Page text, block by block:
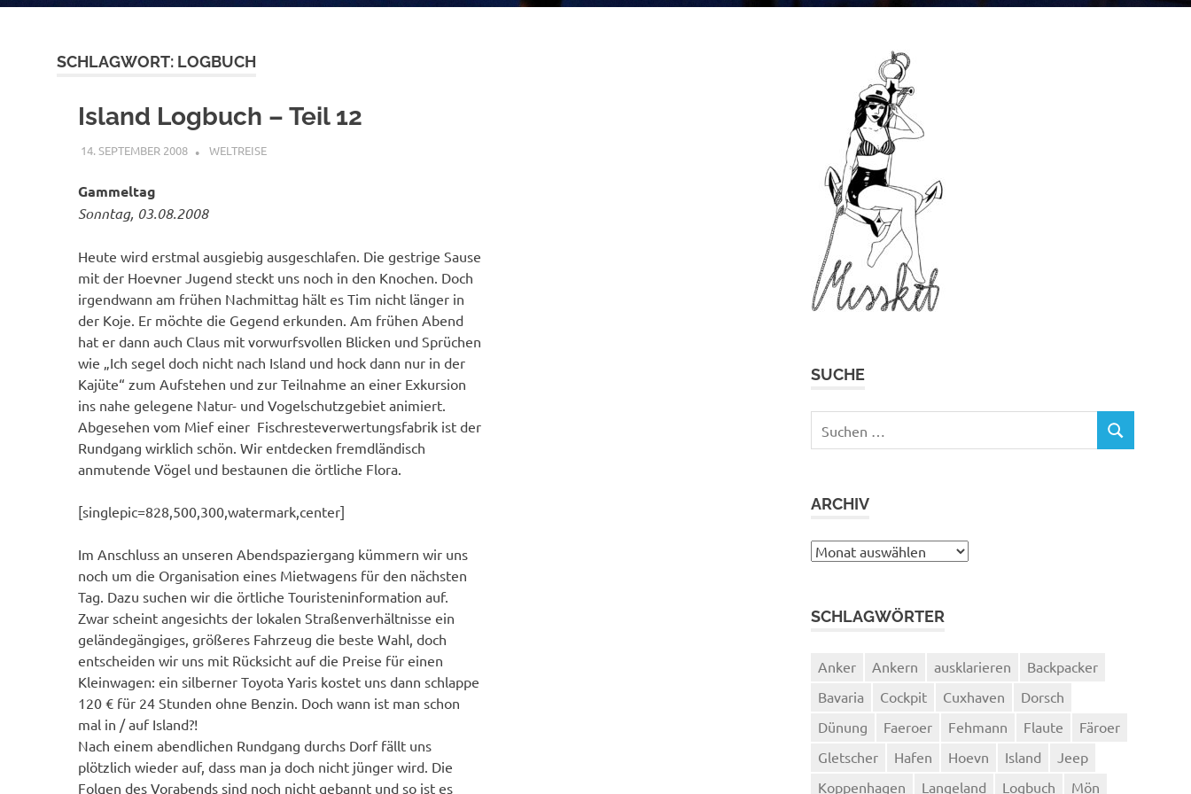
SCHLAGWORT: LOGBUCH
Island Logbuch – Teil 12
14. SEPTEMBER 2008 ADMIN
WELTREISE
Gammeltag
Sonntag, 03.08.2008
Heute wird erstmal ausgiebig ausgeschlafen. Die gestrige Sause
mit der Hoevner Jugend steckt uns noch in den Knochen. Doch
irgendwann am frühen Nachmittag hält es Tim nicht länger in
der Koje. Er möchte die Gegend erkunden. Am frühen Abend
hat er dann auch Claus mit vorwurfsvollen Blicken und Sprüchen
wie „Ich segel doch nicht nach Island und hock dann nur in der
Kajüte“ zum Aufstehen und zur Teilnahme an einer Exkursion
ins nahe gelegene Natur- und Vogelschutzgebiet animiert.
Abgesehen vom Mief einer Fischresteverwertungsfabrik ist der
Rundgang wirklich schön. Wir entdecken fremdländisch
anmutende Vögel und bestaunen die örtliche Flora.
[singlepic=828,500,300,watermark,center]
Im Anschluss an unseren Abendspaziergang kümmern wir uns
noch um die Organisation eines Mietwagens für den nächsten
Tag. Dazu suchen wir die örtliche Touristeninformation auf.
Zwar scheint angesichts der lokalen Straßenverhältnisse ein
geländegängiges, größeres Fahrzeug die beste Wahl, doch
entscheiden wir uns mit Rücksicht auf die Preise für einen
Kleinwagen: ein silberner Toyota Yaris kostet uns dann schlappe
120 € für 24 Stunden ohne Benzin. Doch wann ist man schon
mal in / auf Island?!
Nach einem abendlichen Rundgang durchs Dorf fällt uns
plötzlich wieder auf, dass man ja doch nicht jünger wird. Die
Folgen des Vorabends sind noch nicht gebannt und so ist es
SUCHE
nach:
SUCHEN
ARCHIV
Archiv
SCHLAGWÖRTER
Anker Ankern ausklarieren
Backpacker
Bavaria
Cockpit Cuxhaven
Dorsch
Dünung
Faeroer Fehmann Flaute
Färoer
Gletscher
Hafen Hoevn Island
Jeep
Koppenhagen
Langeland Logbuch Mön